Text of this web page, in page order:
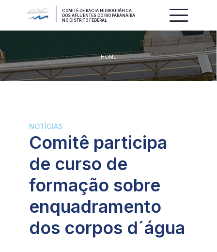
COMITÊ DE BACIA HIDROGRÁFICA
DOS AFLUENTES DO RIO PARANAÍBA
NO DISTRITO FEDERAL
HOME
NOTÍCIAS
Comitê participa
de curso de
formação sobre
enquadramento
dos corpos d´água